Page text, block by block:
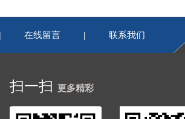
在线留言 | 联系我们
扫一扫 更多精彩